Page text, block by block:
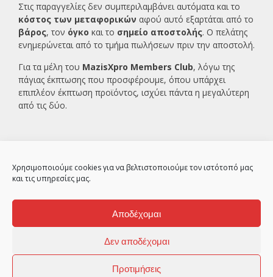
Χρησιμοποιούμε cookies για να βελτιστοποιούμε τον ιστότοπό μας
και τις υπηρεσίες μας.
Αποδέχομαι
Δεν αποδέχομαι
Προτιμήσεις
Στις παραγγελίες δεν συμπεριλαμβάνει αυτόματα και το
κόστος των μεταφορικών αφού αυτό εξαρτάται από το
βάρος, τον όγκο και το σημείο αποστολής. Ο πελάτης
ενημερώνεται από το τμήμα πωλήσεων πριν την αποστολή.
Για τα μέλη του MazisXpro Members Club, λόγω της
πάγιας έκπτωσης που προσφέρουμε, όπου υπάρχει
επιπλέον έκπτωση προϊόντος, ισχύει πάντα η μεγαλύτερη
από τις δύο.
21300
© MazisXpro 2010